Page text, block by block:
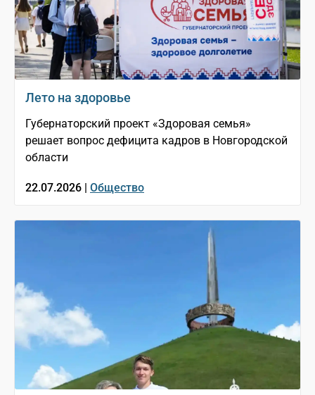
Лето на здоровье
Губернаторский проект «Здоровая семья»
решает вопрос дефицита кадров в Новгородской
области
22.07.2026 | Общество